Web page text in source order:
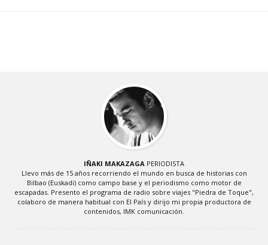
IÑAKI MAKAZAGA PERIODISTA
Llevo más de 15 años recorriendo el mundo en busca de historias con
Bilbao (Euskadi) como campo base y el periodismo como motor de
escapadas. Presento el programa de radio sobre viajes "Piedra de Toque",
colaboro de manera habitual con El País y dirijo mi propia productora de
contenidos, IMK comunicación.